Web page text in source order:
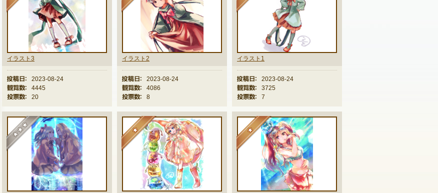
ファンアート掲示板
コミュニティポイント
NEXON ID登録
ゲームダウンロード
イラスト3
投稿日：
2023-08-24
観覧数：
4445
投票数：
20
イラスト2
投稿日：
2023-08-24
観覧数：
4086
投票数：
8
イラスト1
投稿日：
2023-08-24
観覧数：
3725
投票数：
7
★★★ ★ ★